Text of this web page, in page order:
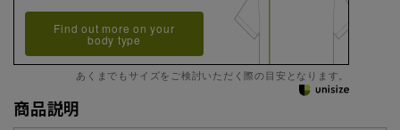
Find out more on your
body type
あくまでもサイズをご検討いただく際の目安となります。
商品説明